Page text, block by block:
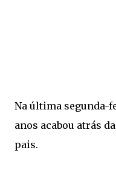
Na última segunda-
anos acabou atrás
pais.